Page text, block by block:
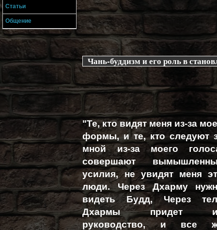
Чань-буддизм и его роль в
"Те, кто видят меня из-за
формы, и те, кто следуют
мной из-за моего
совершают
усилия, не увидят меня
люди. Через Дхарму
видеть Будд, Через
Дхармы придет
руководство, и все
Статьи
Общение